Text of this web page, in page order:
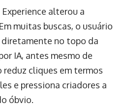
alterou a
muitas buscas, o usuário
no topo da
IA, antes mesmo de
reduz cliques em termos
e pressiona criadores a
óbvio.